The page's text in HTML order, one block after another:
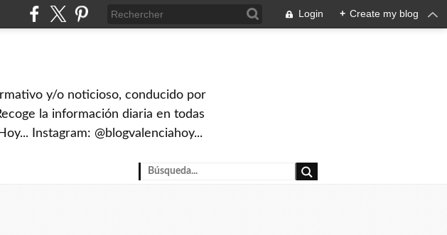
Login + Create my blog
y/o noticioso, conducido por
la información diaria en todas
Instagram: @blogvalenciahoy...